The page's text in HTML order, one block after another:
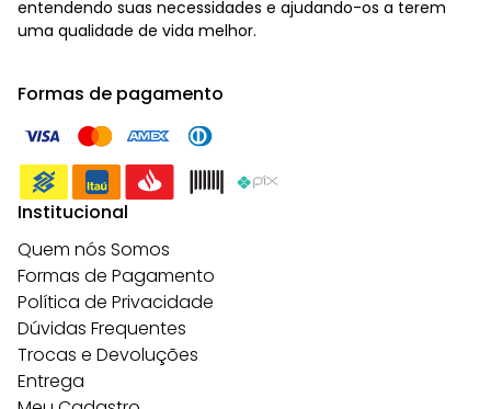
entendendo suas necessidades e ajudando-os a terem
uma qualidade de vida melhor.
Formas de pagamento
Institucional
Quem nós Somos
Formas de Pagamento
Política de Privacidade
Dúvidas Frequentes
Trocas e Devoluções
Entrega